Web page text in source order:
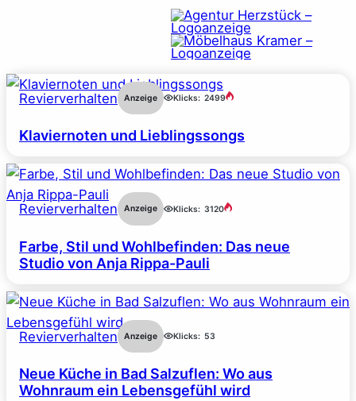
Revierverhalten Anzeige Klicks: 2499
Klaviernoten und Lieblingssongs
Revierverhalten Anzeige Klicks: 3120
Farbe, Stil und Wohlbefinden: Das neue
Studio von Anja Rippa-Pauli
Revierverhalten Anzeige Klicks: 53
Neue Küche in Bad Salzuflen: Wo aus
Wohnraum ein Lebensgefühl wird